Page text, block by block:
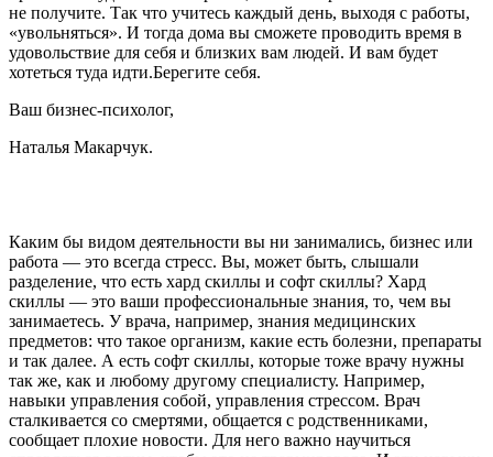
не получите. Так что учитесь каждый день, выходя с работы,
«увольняться». И тогда дома вы сможете проводить время в
удовольствие для себя и близких вам людей. И вам будет
хотеться туда идти.Берегите себя.
Ваш бизнес-психолог,
Наталья Макарчук.
Каким бы видом деятельности вы ни занимались, бизнес или
работа — это всегда стресс. Вы, может быть, слышали
разделение, что есть хард скиллы и софт скиллы? Хард
скиллы — это ваши профессиональные знания, то, чем вы
занимаетесь. У врача, например, знания медицинских
предметов: что такое организм, какие есть болезни, препараты
и так далее. А есть софт скиллы, которые тоже врачу нужны
так же, как и любому другому специалисту. Например,
навыки управления собой, управления стрессом. Врач
сталкивается со смертями, общается с родственниками,
сообщает плохие новости. Для него важно научиться